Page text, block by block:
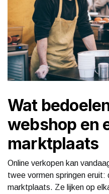
Wat
webshop en
marktplaats
Online verkopen kan
twee vormen springen eruit:
marktplaats. Ze lijken op